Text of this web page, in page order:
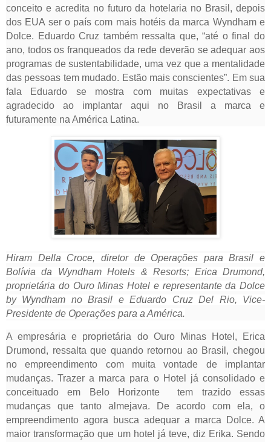
conceito e acredita no futuro da hotelaria no Brasil, depois
dos EUA ser o país com mais hotéis da marca Wyndham e
Dolce. Eduardo Cruz também ressalta que, “até o final do
ano, todos os franqueados da rede deverão se adequar aos
programas de sustentabilidade, uma vez que a mentalidade
das pessoas tem mudado. Estão mais conscientes”. Em sua
fala Eduardo se mostra com muitas expectativas e
agradecido ao implantar aqui no Brasil a marca e
futuramente na América Latina.
Hiram Della Croce, diretor de Operações para Brasil e
Bolívia da Wyndham Hotels & Resorts; Erica Drumond,
proprietária do Ouro Minas Hotel e representante da Dolce
by Wyndham no Brasil e Eduardo Cruz Del Rio, Vice-
Presidente de Operações para a América.
A empresária e proprietária do Ouro Minas Hotel, Erica
Drumond, ressalta que quando retornou ao Brasil, chegou
no empreendimento com muita vontade de implantar
mudanças. Trazer a marca para o Hotel já consolidado e
conceituado em Belo Horizonte
tem trazido essas
mudanças que tanto almejava. De acordo com ela, o
empreendimento agora busca adequar a marca Dolce. A
maior transformação que um hotel já teve, diz Erika. Sendo